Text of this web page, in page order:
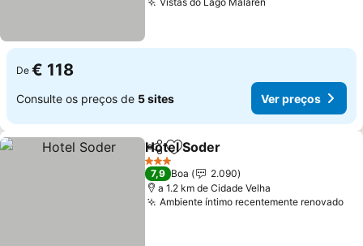
De € 118
Consulte os preços de 5 sites Ver preços
PartilharAdicionar aos favoritos
Hotel Soder
3 Estrelas
7,9 Boa
2.090
a 1.2 km de Cidade Velha
Ambiente íntimo recentemente renovado